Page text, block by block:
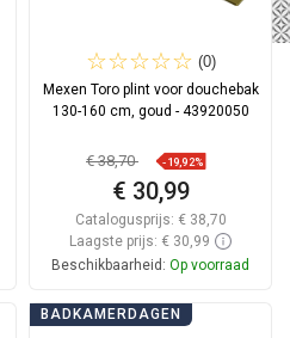
(0)
Mexen Toro plint voor douchebak
130-160 cm, goud - 43920050
€ 38,70 -19,92%
€ 30,99
Catalogusprijs: € 38,70
Laagste prijs: € 30,99
Beschikbaarheid: Op voorraad
In winkelwagen
BADKAMERDAGEN